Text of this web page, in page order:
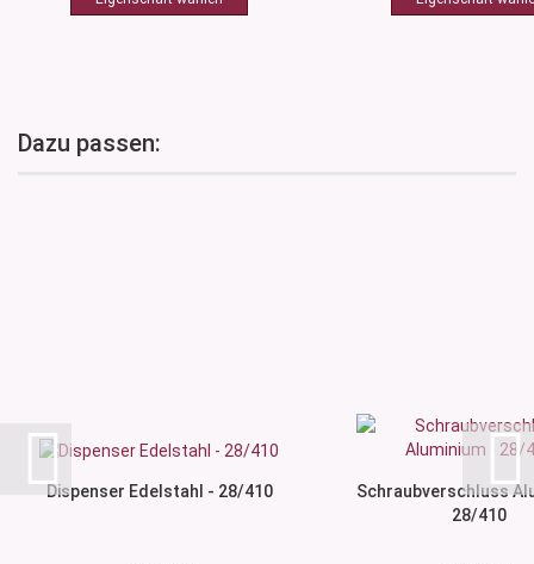
Dazu passen:
Dispenser Edelstahl - 28/410
Schraubverschluss
28/410